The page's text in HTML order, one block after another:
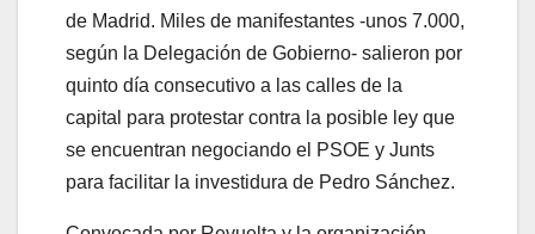
de Madrid. Miles de manifestantes -unos 7.000,
según la Delegación de Gobierno- salieron por
quinto día consecutivo a las calles de la
capital para protestar contra la posible ley que
se encuentran negociando el PSOE y Junts
para facilitar la investidura de Pedro Sánchez.